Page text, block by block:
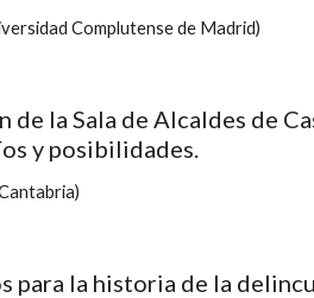
Complutense de Madrid)
de la Sala de Alcaldes de
y posibilidades.
para la historia de la